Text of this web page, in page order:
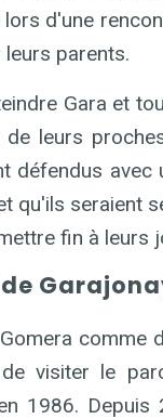
d'une
parents.
Gara et
leurs
défendus
qu'ils seraient
fin à leurs
comme
visiter le
1986.